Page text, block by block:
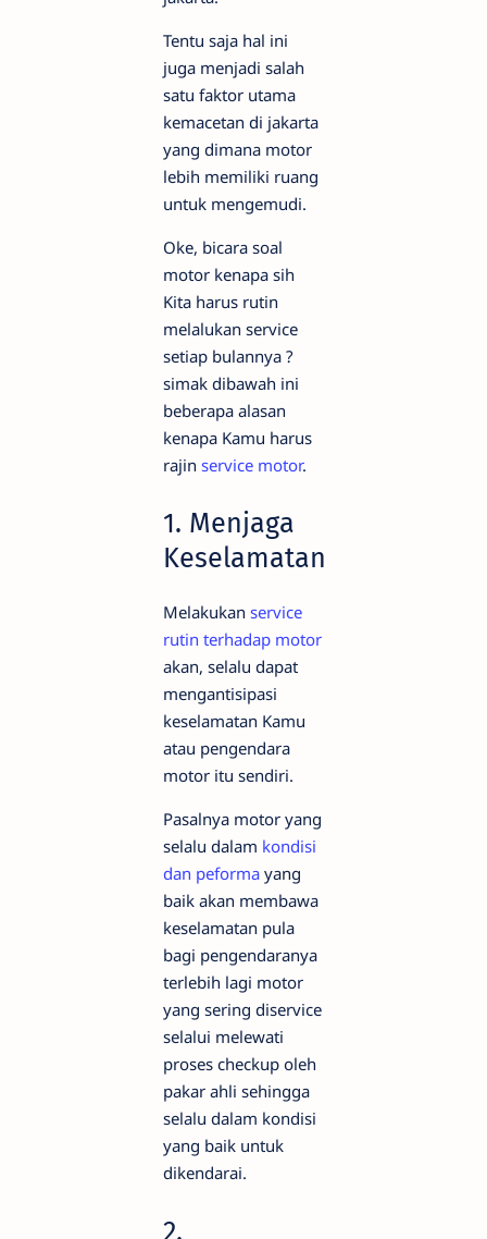
Tentu saja hal ini
juga menjadi salah
satu faktor utama
kemacetan di jakarta
yang dimana motor
lebih memiliki ruang
untuk mengemudi.
Oke, bicara soal
motor kenapa sih
Kita harus rutin
melalukan service
setiap bulannya ?
simak dibawah ini
beberapa alasan
kenapa Kamu harus
rajin service motor.
1. Menjaga
Keselamatan
Melakukan service
rutin terhadap motor
akan, selalu dapat
mengantisipasi
keselamatan Kamu
atau pengendara
motor itu sendiri.
Pasalnya motor yang
selalu dalam kondisi
dan peforma yang
baik akan membawa
keselamatan pula
bagi pengendaranya
terlebih lagi motor
yang sering diservice
selalui melewati
proses checkup oleh
pakar ahli sehingga
selalu dalam kondisi
yang baik untuk
dikendarai.
2.